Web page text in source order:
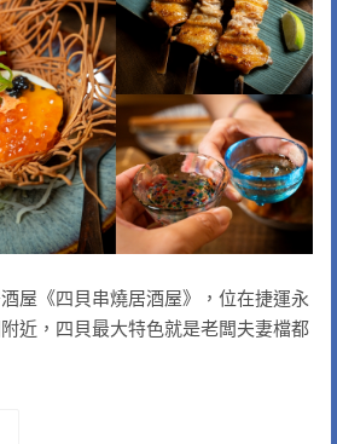
屋《四貝串燒居酒屋》，位在捷運永
近，四貝最大特色就是老闆夫妻檔都